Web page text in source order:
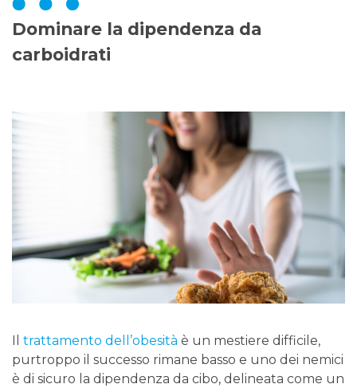
Dominare la dipendenza da
carboidrati
Il trattamento dell’obesità è un mestiere difficile,
purtroppo il successo rimane basso e uno dei nemici
è di sicuro la dipendenza da cibo, delineata come un